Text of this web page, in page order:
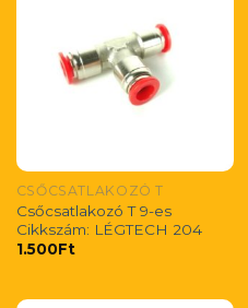
CSŐCSATLAKOZÓ T
Csőcsatlakozó T 9-es
Cikkszám: LÉGTECH 204
1.500Ft